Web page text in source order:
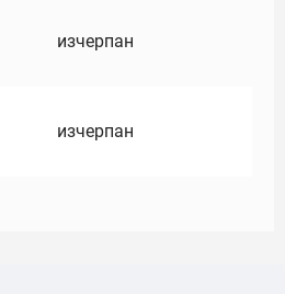
изчерпан
изчерпан